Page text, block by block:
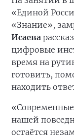
«Единой
«Знание»,
Исаева
цифровые
время на
готовить,
находить
нашей
остаётся